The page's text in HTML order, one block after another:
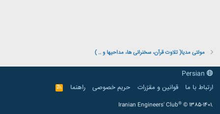
مولتی مدیا( تلاوت قرآن، سخنرانی ها، مداحیها و .. )
ارتباط با ما
قوانین و مقرّرات حریم خصوصی راهنما
R
S
Iranian Engineers' Club® © 1385-1401.